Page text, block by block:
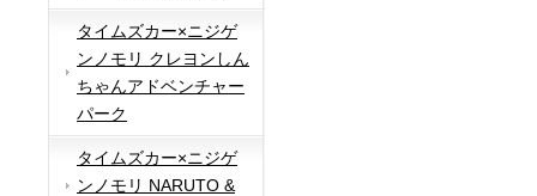
タイムズカー×ニジゲ
ンノモリ クレヨンしん
ちゃんアドベンチャー
パーク
タイムズカー×ニジゲ
ンノモリ NARUTO &